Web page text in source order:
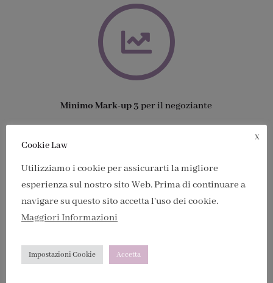

Minimo Mark-up 3per il negoziante

Cookie Law
Utilizziamo i cookie per assicurarti la migliore
esperienza sul nostro sito Web. Prima di continuare a
navigare su questo sito accetta l'uso dei cookie.
Maggiori Informazioni
X
Impostazioni Cookie Accetta